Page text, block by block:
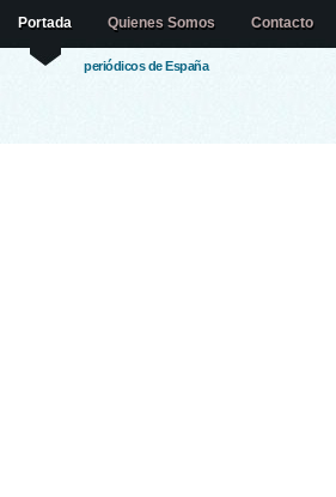
periódicos de España
Portada Quienes Somos Contacto